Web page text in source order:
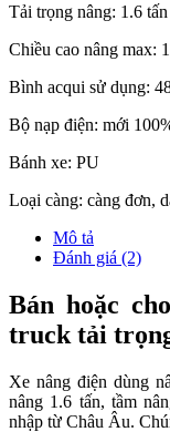
Tải trọng nâng: 1.6 tấn
Chiều cao nâng max:
Bình acqui sử dụng:
Bộ nạp điện: mới
Bánh xe: PU
Loại càng: càng đơn,
Mô tả
Đánh giá (2)
Bán hoặc
truck tải
Xe nâng điện dùng
nâng 1.6 tấn, tầm
nhập từ Châu Âu.